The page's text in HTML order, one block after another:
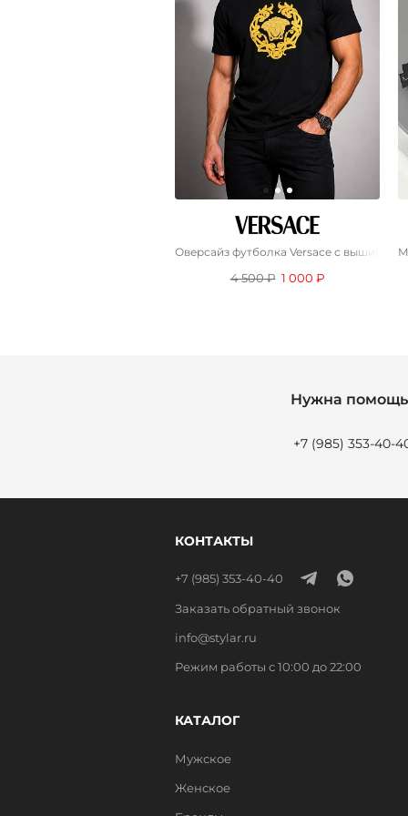
Оверсайз футболка Versace с вышивкой
4 500 ₽ 1 000 ₽
Нужна помощь
+7 (985) 353-40-
КОНТАКТЫ
+7 (985) 353-40-40
Заказать обратный звонок
info@stylar.ru
Режим работы с 10:00 до 22:00
КАТАЛОГ
Мужское
Женское